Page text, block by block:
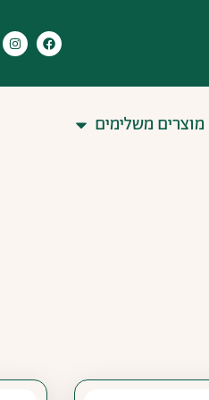
מוצרים משלימים